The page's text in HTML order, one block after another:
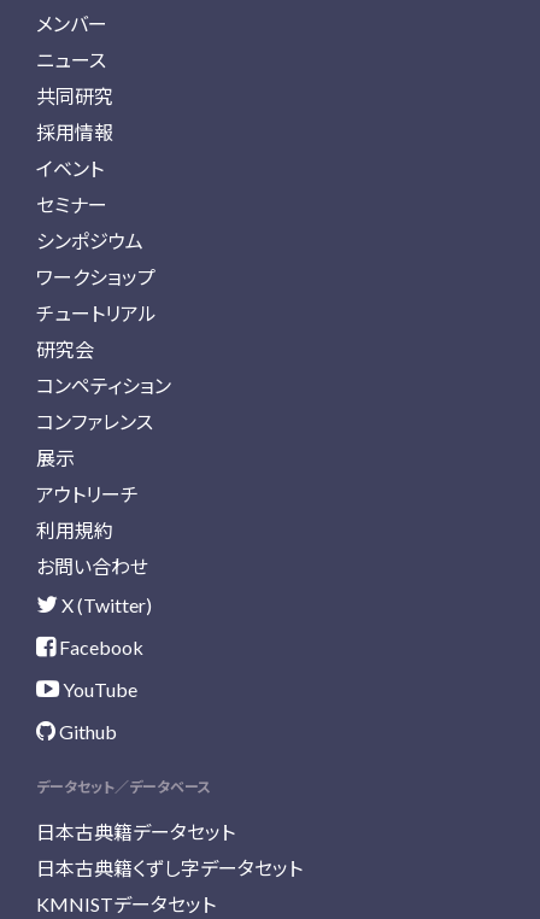
メンバー
ニュース
共同研究
採用情報
イベント
セミナー
シンポジウム
ワークショップ
チュートリアル
研究会
コンペティション
コンファレンス
展示
アウトリーチ
利用規約
お問い合わせ
X (Twitter)
Facebook
YouTube
Github
データセット／データベース
日本古典籍データセット
日本古典籍くずし字データセット
KMNISTデータセット